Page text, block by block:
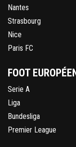
Nantes
Strasbourg
Nice
Paris FC
FOOT
Serie A
Liga
Bundesliga
Premier League